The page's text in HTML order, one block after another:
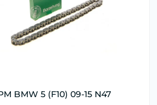
BMW 5 (F10) 09-15 N47